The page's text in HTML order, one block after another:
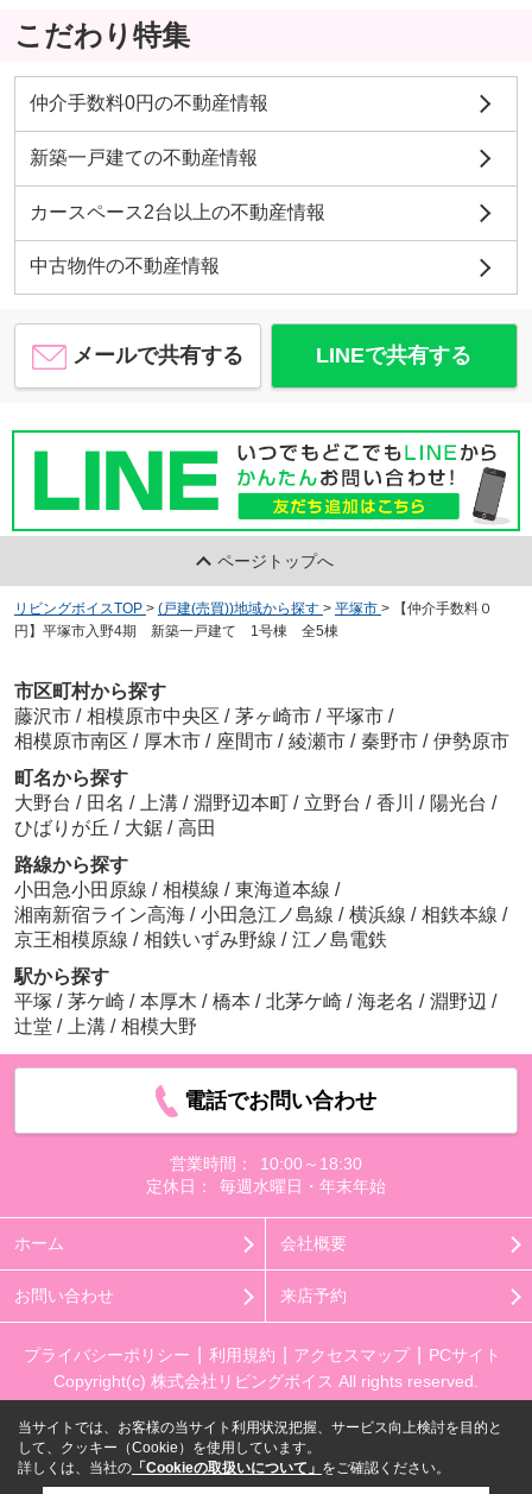
こだわり特集
仲介手数料0円の不動産情報
新築一戸建ての不動産情報
カースペース2台以上の不動産情報
中古物件の不動産情報
メールで共有する LINEで共有する
ページトップへ
リビングボイスTOP > (戸建(売買))地域から探す > 平塚市 >
【仲介手数料０
円】平塚市入野4期 新築一戸建て 1号棟 全5棟
市区町村から探す
藤沢市 / 相模原市中央区 / 茅ヶ崎市 / 平塚市 /
相模原市南区 / 厚木市 / 座間市 / 綾瀬市 / 秦野市 / 伊勢原市
町名から探す
大野台 / 田名 / 上溝 / 淵野辺本町 / 立野台 / 香川 / 陽光台 /
ひばりが丘 / 大鋸 / 高田
路線から探す
小田急小田原線 / 相模線 / 東海道本線 /
湘南新宿ライン高海 / 小田急江ノ島線 / 横浜線 / 相鉄本線 /
京王相模原線 / 相鉄いずみ野線 / 江ノ島電鉄
駅から探す
平塚 / 茅ケ崎 / 本厚木 / 橋本 / 北茅ケ崎 / 海老名 / 淵野辺 /
辻堂 / 上溝 / 相模大野
電話でお問い合わせ
営業時間：
10:00～18:30
定休日：
毎週水曜日・年末年始
ホーム 会社概要
お問い合わせ 来店予約
プライバシーポリシー 利用規約 アクセスマップ
PCサイト
Copyright(c) 株式会社リビングボイス All rights reserved.
当サイトでは、お客様の当サイト利用状況把握、サービス向上検討を目的と
して、クッキー（Cookie）を使用しています。
詳しくは、当社の 「Cookieの取扱いについて」 をご確認ください。